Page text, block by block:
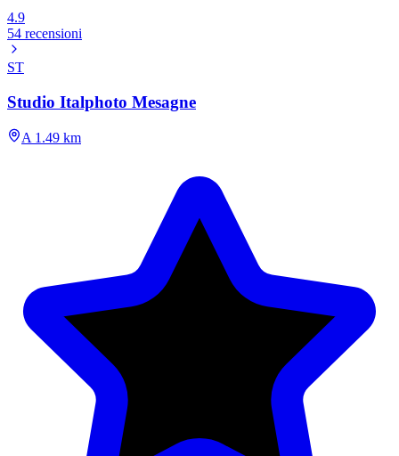
4.9
54 recensioni
ST
Studio Italphoto Mesagne
A 1.49 km